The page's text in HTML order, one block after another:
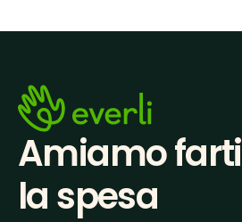
Amiamo farti
la spesa